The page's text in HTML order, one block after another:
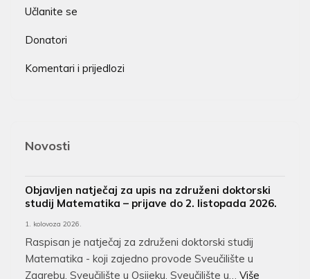
Učlanite se
Donatori
Komentari i prijedlozi
Novosti
Objavljen natječaj za upis na združeni doktorski
studij Matematika – prijave do 2. listopada 2026.
1. kolovoza 2026.
Raspisan je natječaj za združeni doktorski studij
Matematika - koji zajedno provode Sveučilište u
Zagrebu, Sveučilište u Osijeku, Sveučilište u… Više